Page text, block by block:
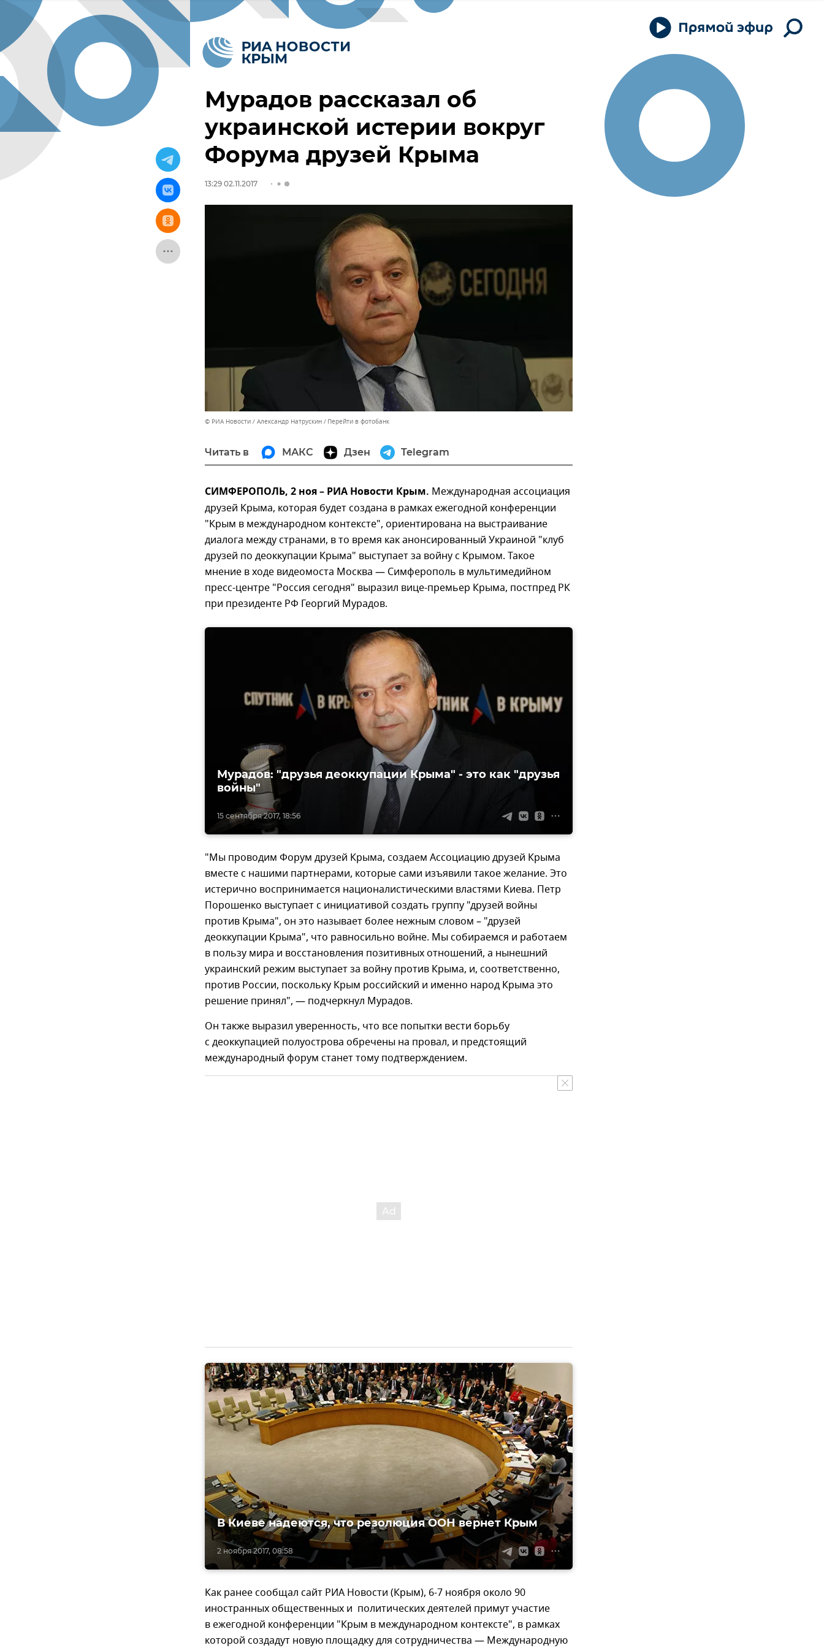
Мурадов рассказал об
украинской истерии вокруг
Форума друзей Крыма
13:29 02.11.2017
© РИА Новости / Александр Натрускин Перейти в фотобанк
Читать в МАКС Дзен Telegram
СИМФЕРОПОЛЬ, 2 ноя – РИА Новости Крым. Международная ассоциация
друзей Крыма, которая будет создана в рамках ежегодной конференции
"Крым в международном контексте", ориентирована на выстраивание
диалога между странами, в то время как анонсированный Украиной "клуб
друзей по деоккупации Крыма" выступает за войну с Крымом. Такое
мнение в ходе видеомоста Москва — Симферополь в мультимедийном
пресс-центре "Россия сегодня" выразил вице-премьер Крыма, постпред РК
при президенте РФ Георгий Мурадов.
15 сентября 2017, 18:56
Мурадов: "друзья деоккупации Крыма" - это как "друзья
войны"
"Мы проводим Форум друзей Крыма, создаем Ассоциацию друзей Крыма
вместе с нашими партнерами, которые сами изъявили такое желание. Это
истерично воспринимается националистическими властями Киева. Петр
Порошенко выступает с инициативой создать группу "друзей войны
против Крыма", он это называет более нежным словом – "друзей
деоккупации Крыма", что равносильно войне. Мы собираемся и работаем
в пользу мира и восстановления позитивных отношений, а нынешний
украинский режим выступает за войну против Крыма, и, соответственно,
против России, поскольку Крым российский и именно народ Крыма это
решение принял", — подчеркнул Мурадов.
Он также выразил уверенность, что все попытки вести борьбу
с деоккупацией полуострова обречены на провал, и предстоящий
международный форум станет тому подтверждением.
2 ноября 2017, 08:58
В Киеве надеются, что резолюция ООН вернет Крым
Как ранее сообщал сайт РИА Новости (Крым), 6-7 ноября около 90
иностранных общественных и политических деятелей примут участие
в ежегодной конференции "Крым в международном контексте", в рамках
которой создадут новую площадку для сотрудничества — Международную